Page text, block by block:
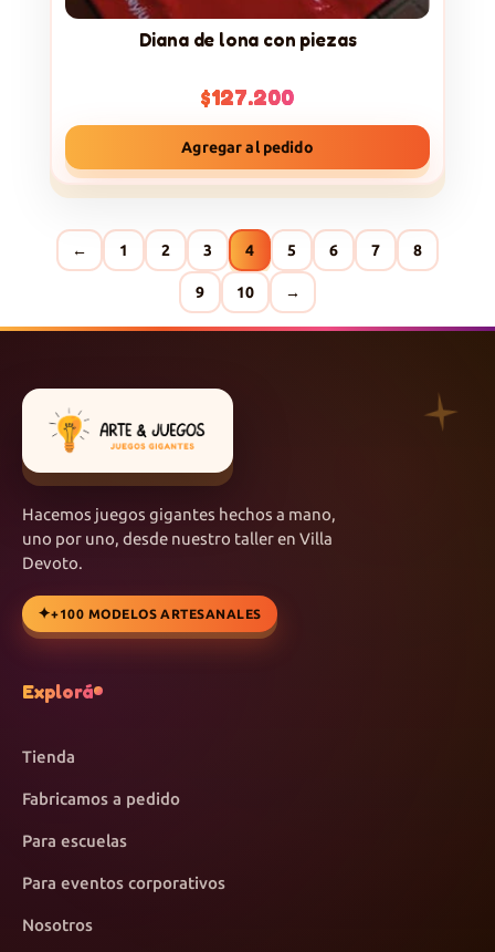
Diana de lona con piezas
$127.200
Agregar al pedido
← 1 2 3 4 5 6 7 8
9 10 →
Hacemos juegos gigantes hechos a mano,
uno por uno, desde nuestro taller en Villa
Devoto.
+100 MODELOS ARTESANALES
Explorá
Tienda
Fabricamos a pedido
Para escuelas
Para eventos corporativos
Nosotros